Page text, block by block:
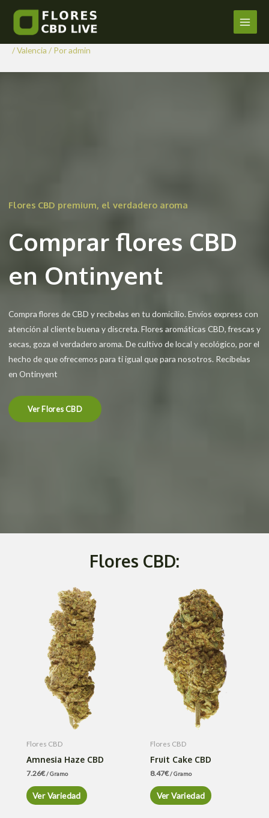
contenido
Main
Comprar Flores CBD en
Ontinyent
/Valencia / Poradmin
Flores CBD premium, el verdadero aroma
Comprar flores CBD
en Ontinyent
Compra flores de CBD y recíbelas en tu domicilio. Envíos express con
atención al cliente buena y discreta. Flores aromáticas CBD, frescas y
secas, goza el verdadero aroma. De cultivo de local y ecológico, por el
hecho de que ofrecemos para ti igual que para nosotros. Recíbelas
en Ontinyent
Ver Flores CBD
Flores CBD:
Flores CBD
Amnesia Haze CBD
7.26€/ Gramo
Ver Variedad
Flores CBD
Fruit Cake CBD
8.47€/ Gramo
Ver Variedad